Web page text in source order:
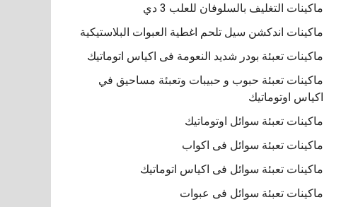
ماكينات التغليف بالسلوفان للعلب 3 دي
ماكينات اندكشن سيل تلحم اغطية العبوات البلاستيكية
ماكينات تعبئة بودر شديد النعومة فى اكياس اتوماتيك
ماكينات تعبئة حبوب و حبيبات وتعبئة مساحيق في
اكياس اوتوماتيك
ماكينات تعبئة سوائل اوتوماتيك
ماكينات تعبئة سوائل فى اكواب
ماكينات تعبئة سوائل فى اكياس اتوماتيك
ماكينات تعبئة سوائل فى عبوات